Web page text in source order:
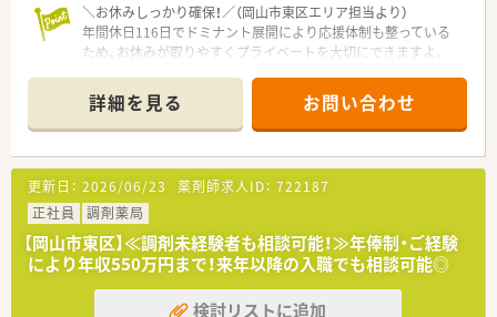
■想定年収は450万円から550万円となっており、これまでのご
経験やスキルを考慮した上で、社長との面接にて最終決定されま
す。
■正社員として安定した雇用形態での勤務となり、昇給は年1
回、賞与は年2回支給されるため、長期的な将来設計が描きやす
いです。
■未経験の方からのご相談も受け付けており、現場での丁寧な教
育を通じて薬剤師としてのキャリアをスタートさせることが可
能です。
＼お休みしっかり確保！／（岡山市東区エリア担当より）
年間休日116日でドミナント展開により応援体制も整っている
ため、お休みが取りやすくプライベートを大切にできますよ。
【店舗情報と応需状況について】
■大多羅駅から車で7分ほどの場所に位置しており、地域密着型
で運営している通いやすい立地の調剤薬局です。
■眼科や内科および小児科などをメインに応需しており、1日30
から40枚の処方箋に丁寧に対応しています。
■店舗単位でのエリア担当制による在宅業務も積極的に行って
おり、地域包括ケアシステムの一翼を担っています。
【法人特徴について】
■同一エリア内に複数店舗をドミナント展開しているため距離
が近く、急な欠員時にもスムーズに応援へ行ける体制です。
■調剤薬局事業だけでなく訪問看護事業も展開しており、社内の
詳細を見る お問い合わせ
更新日： 2026/06/23 薬剤師求人ID： 722187
正社員
調剤薬局
【岡山市東区】≪調剤未経験者も相談可能！≫年俸制・ご経験
により年収550万円まで！来年以降の入職でも相談可能◎
検討リストに追加